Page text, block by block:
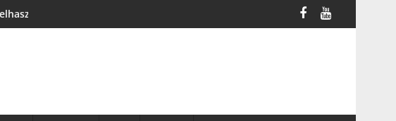
a város vízellátása megfelelő